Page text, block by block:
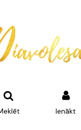
Ienākt